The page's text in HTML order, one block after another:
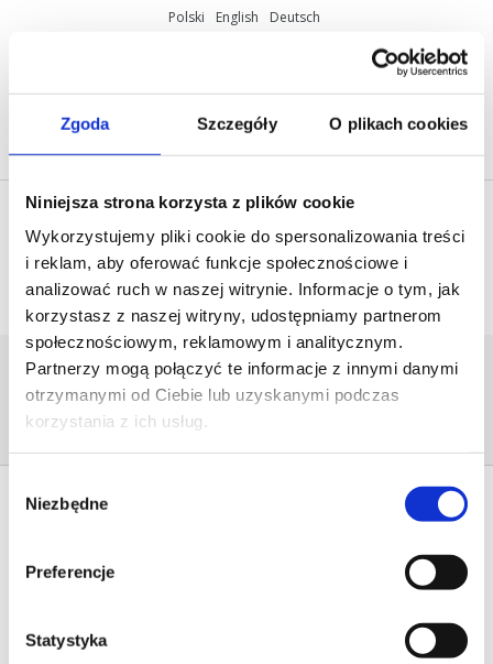
Zgoda Szczegóły O plikach cookies
Niniejsza strona korzysta z plików cookie
Wykorzystujemy pliki cookie do spersonalizowania treści
i reklam, aby oferować funkcje społecznościowe i
analizować ruch w naszej witrynie. Informacje o tym, jak
korzystasz z naszej witryny, udostępniamy partnerom
społecznościowym, reklamowym i analitycznym.
Partnerzy mogą połączyć te informacje z innymi danymi
otrzymanymi od Ciebie lub uzyskanymi podczas
korzystania z ich usług.
zgody
Niezbędne
Preferencje
Statystyka
Polski English Deutsch
WM_BIALY_WWW
Home/[:pl]Sterowanie radiowe
Mobilus[:en]Mobilus - radio
control[:de]Fernsteuerung Mobilus[:]